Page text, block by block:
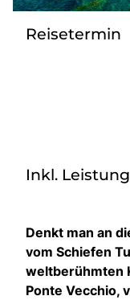
Reisetermin
Inkl.
Denkt man an
vom Schiefen
weltberühmten
Ponte Vecchio,